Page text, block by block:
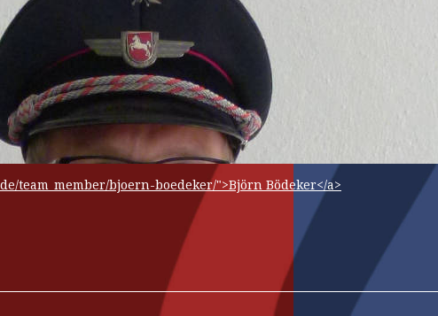
team_member/bjoern-boedeker/">Björn Bödeker</a>